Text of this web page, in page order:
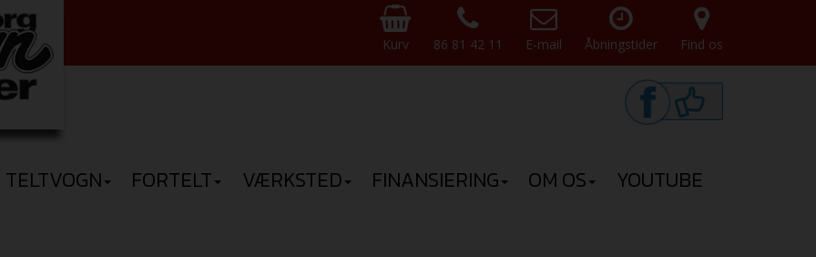
Kurv 86 81 42 11 E-mail Åbningstider Find os
TELTVOGN FORTELT VÆRKSTED FINANSIERING OM OS YOUTUBE